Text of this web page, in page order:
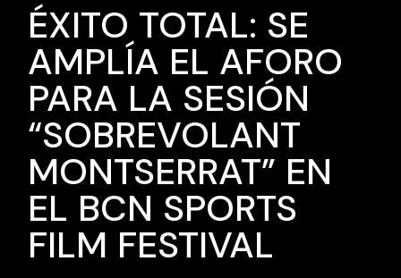
ÉXITO TOTAL: SE
AMPLÍA EL AFORO
PARA LA SESIÓN
“SOBREVOLANT
MONTSERRAT” EN
EL BCN SPORTS
FILM FESTIVAL